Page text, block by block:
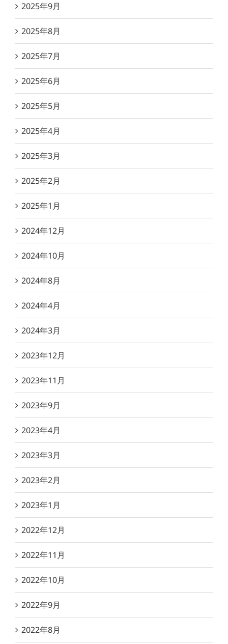
2025年9月
2025年8月
2025年7月
2025年6月
2025年5月
2025年4月
2025年3月
2025年2月
2025年1月
2024年12月
2024年10月
2024年8月
2024年4月
2024年3月
2023年12月
2023年11月
2023年9月
2023年4月
2023年3月
2023年2月
2023年1月
2022年12月
2022年11月
2022年10月
2022年9月
2022年8月